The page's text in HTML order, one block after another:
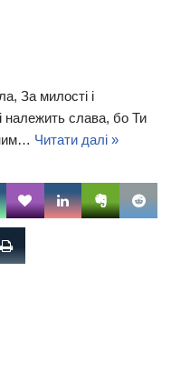
За милості і
належить слава, бо Ти
Читати далі »